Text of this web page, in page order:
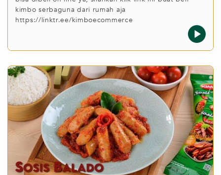
kimbo serbaguna dari rumah aja
https://linktr.ee/kimboecommerce